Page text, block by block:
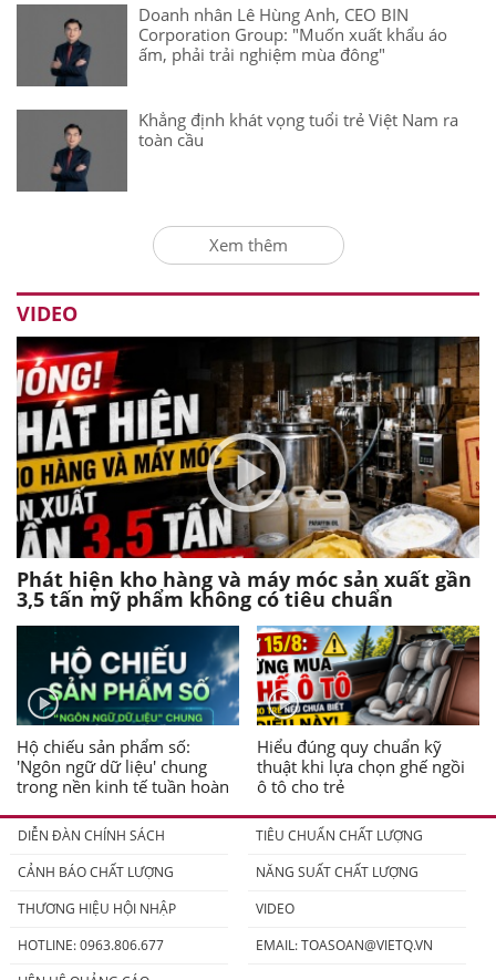
Doanh nhân Lê Hùng Anh, CEO BIN
Corporation Group: "Muốn xuất khẩu áo
ấm, phải trải nghiệm mùa đông"
Khẳng định khát vọng tuổi trẻ Việt Nam ra
toàn cầu
Xem thêm
VIDEO
Phát hiện kho hàng và máy móc sản xuất gần
3,5 tấn mỹ phẩm không có tiêu chuẩn
Hộ chiếu sản phẩm số:
'Ngôn ngữ dữ liệu' chung
trong nền kinh tế tuần hoàn
Hiểu đúng quy chuẩn kỹ
thuật khi lựa chọn ghế ngồi
ô tô cho trẻ
DIỄN ĐÀN CHÍNH SÁCH
TIÊU CHUẨN CHẤT LƯỢNG
CẢNH BÁO CHẤT LƯỢNG
NĂNG SUẤT CHẤT LƯỢNG
THƯƠNG HIỆU HỘI NHẬP
VIDEO
HOTLINE: 0963.806.677
EMAIL:TOASOAN@VIETQ.VN